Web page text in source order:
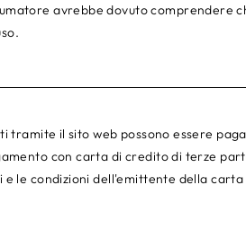
avrebbe dovuto comprendere
il sito web possono essere
con carta di credito di terze
le condizioni dell'emittente della